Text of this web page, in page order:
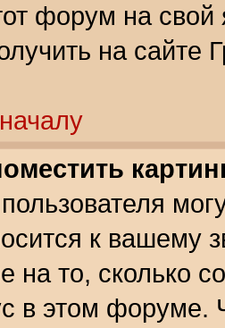
форум на
на сайте
к вашему
на то, сколько
в этом форуме.